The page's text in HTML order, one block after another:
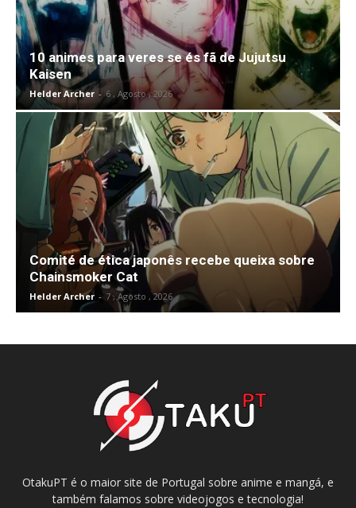
10 animes para veres se és fã de Jujutsu
Kaisen
Helder Archer - 6 , Agosto , 2026
Comité de ética japonês recebe queixa sobre
Chainsmoker Cat
Helder Archer - 7 , Agosto , 2026
OtakuPT é o maior site de Portugal sobre anime e mangá, e
também falamos sobre videojogos e tecnologia!